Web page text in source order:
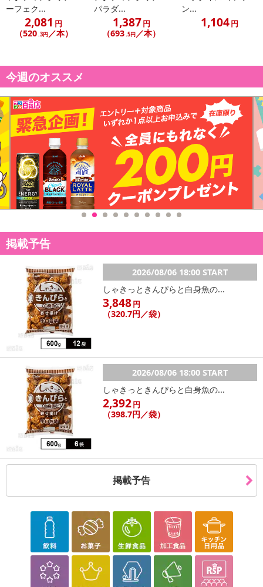
ーフェク...
2,081 円
（520.3円／本）
パラダ...
1,387円
（693.5円／本）
ン...
1,104円
今週のオススメ
掲載予告
2026/08/06 18:00 START
しゃきっときんぴらと白身魚の...
3,848円
（320.7円／袋）
2026/08/06 18:00 START
しゃきっときんぴらと白身魚の...
2,392円
（398.7円／袋）
掲載予告